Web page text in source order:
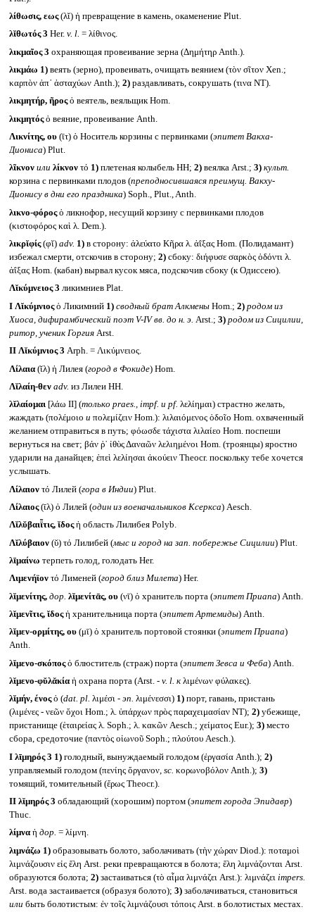
λίθωσις, εως(λῐ) ἡ превращение в камень, окаменение Plut.
λῐθωτός 3 Her. v. l. = λίθινος.
λικμαῖος 3 охраняющая провеивание зерна (Δημήτηρ Anth.).
λικμάω 1)веять (зерно), провеивать, очищать веянием (τὸν σῖτον Xen.;
καρπὸν ἀπ᾽ ἀσταχύων Anth.); 2)раздавливать, сокрушать (τινα NT).
λικμητήρ, ῆροςὁ веятель, веяльщик Hom.
λικμητόςὁ веяние, провеивание Anth.
Λικνίτης, ου(ῑτ) ὁ Носитель корзины с первинками (эпитет Вакха-
Диониса) Plut.
λῖκνον или λίκνοντό 1)плетеная колыбель HH; 2)веялка Arst.; 3) культ.
корзина с первинками плодов (преподносившаяся преимущ. Вакху-
Дионису в дни его праздника) Soph., Plut., Anth.
λικνο-φόροςὁ ликнофор, несущий корзину с первинками плодов
(κιστοφόρος καὶ λ. Dem.).
λικρῐφίς(φῐ) adv. 1)в сторону: ἀλεύατο Κῆρα λ. ἀΐξας Hom. (Полидамант)
избежал смерти, отскочив в сторону; 2)сбоку: διήφυσε σαρκὸς ὀδόντι λ.
ἀΐξας Hom. (кабан) вырвал кусок мяса, подскочив сбоку (к Одиссею).
Λῐκύμνειος 3 ликимниев Plat.
I Λῐκύμνιοςὁ Ликимний 1) сводный брат АлкменыHom.; 2) родом из
Хиоса, дифирамбический поэт V-IV вв. до н. э. Arst.; 3) родом из Сицилии,
ритор, ученик ГоргияArst.
II Λῐκύμνιος 3 Arph. = Λικύμνειος.
Λίλαια (ῐλ) ἡ Лилея (город в Фокиде) Hom.
Λῐλαίη-θεν adv. из Лилеи HH.
λῐλαίομαι [λάω II] (только praes., impf. и pf. λελίημαι) страстно желать,
жаждать (πολέμοιο и πολεμίζειν Hom.): λιλαιόμενος ὁδοῖο Hom. охваченный
желанием отправиться в путь; φόωσδε τάχιστα λιλαίεο Hom. поспеши
вернуться на свет; βάν ῥ᾽ ἰθὺς Δαναῶν λελιημένοι Hom. (троянцы) яростно
ударили на данайцев; ἐπεὶ λελίησαι ἀκούειν Theocr. поскольку тебе хочется
услышать.
Λίλαιον τό Лилей (гора в Индии) Plut.
Λίλαιος(ῑλ) ὁ Лилей (один из военачальников Ксеркса) Aesch.
Λῐλῠβαιῗτις, ῐδοςἡ область Лилибея Polyb.
Λῐλύβαιον(ῠ) τό Лилибей (мыс и город на зап. побережье Сицилии) Plut.
λῑμαίνω терпеть голод, голодать Her.
Λιμενήϊον τό Лименей (город близ Милета) Her.
λῐμενίτης, дор. λῐμενίτᾱς, ου(νῑ) ὁ хранитель порта (эпитет Приапа) Anth.
λῐμενῖτις, ῐδοςἡ хранительница порта (эпитет Артемиды) Anth.
λῐμεν-ορμίτης, ου(μῑ) ὁ хранитель портовой стоянки (эпитет Приапа)
Anth.
λῐμενο-σκόποςὁ блюститель (страж) порта (эпитет Зевса и Феба) Anth.
λῐμενο-φῠλᾰκία ἡ охрана порта (Arst. - v. l. кλιμένων φύλακες).
λῐμήν, ένοςὁ (dat. pl. λιμέσι - эп. λιμένεσσι) 1)порт, гавань, пристань
(λιμένες - νεῶν ὄχοι Hom.; λ. ὑπάρχων πρὸς παραχειμασίαν NT); 2)убежище,
пристанище (ἑταιρείας λ. Soph.; λ. κακῶν Aesch.; χείματος Eur.); 3)место
сбора, средоточие (παντὸς οἰωνοῦ Soph.; πλούτου Aesch.).
I λῑμηρός 3 1)голодный, вынуждаемый голодом (ἐργασία Anth.); 2)
управляемый голодом (πενίης ὄργανον, sc. κορωνοβόλον Anth.); 3)
томящий, томительный (ἔρως Theocr.).
II λῐμηρός 3 обладающий (хорошим) портом (эпитет города Эпидавр)
Thuc.
λίμνα ἡ дор. = λίμνη.
λιμνάζω 1)образовывать болото, заболачивать (τὴν χώραν Diod.): ποταμοὶ
λιμνάζουσιν εἰς ἕλη Arst. реки превращаются в болота; ἕλη λιμνάζονται Arst.
образуются болота; 2)застаиваться (τὸ αἷμα λιμνάζει Arst.): λιμνάζει impers.
Arst. вода застаивается (образуя болото); 3)заболачиваться, становиться
или быть болотистым: ἐν τοῖς λιμνάζουσι τόποις Arst. в болотистых местах.